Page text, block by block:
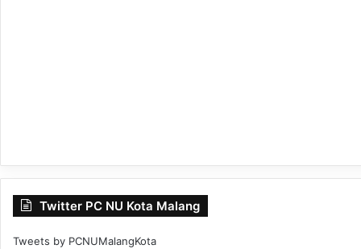
Twitter PC NU Kota Malang
Tweets by PCNUMalangKota